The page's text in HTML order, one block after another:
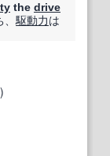
the drive
、駆動力は